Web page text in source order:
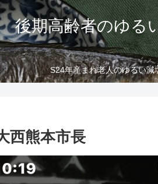
後期高齢者のゆる
S24年産まれ老人のゆるい減
西熊本市長